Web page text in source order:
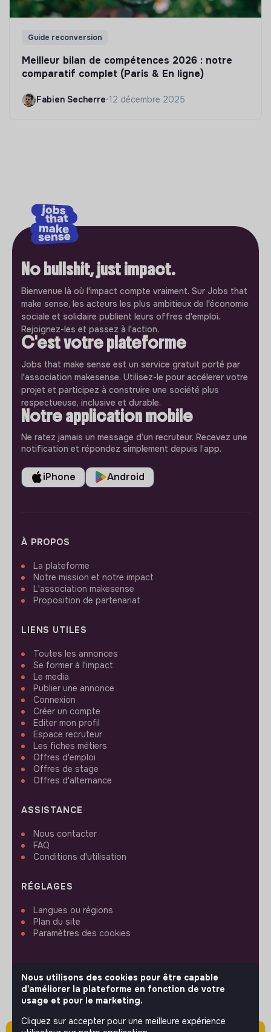
Guide reconversion
Meilleur bilan de compétences 2026 : notre
comparatif complet (Paris & En ligne)
Fabien Secherre•12 décembre 2025
No bullshit, just impact.
Bienvenue là où l'impact compte vraiment. Sur Jobs that
make sense, les acteurs les plus ambitieux de l'économie
sociale et solidaire publient leurs offres d'emploi.
Rejoignez-les et passez à l'action.
C'est votre plateforme
Jobs that make sense est un service gratuit porté par
l'association makesense. Utilisez-le pour accélerer votre
projet et participez à construire une société plus
respectueuse, inclusive et durable.
Notre application mobile
Ne ratez jamais un message d’un recruteur. Recevez une
notification et répondez simplement depuis l’app.
iPhone Android
À PROPOS
La plateforme
Notre mission et notre impact
L'association makesense
Proposition de partenariat
LIENS UTILES
Toutes les annonces
Se former à l'impact
Le media
Publier une annonce
Connexion
Créer un compte
Editer mon profil
Espace recruteur
Les fiches métiers
Offres d'emploi
Offres de stage
Offres d'alternance
ASSISTANCE
Nous contacter
FAQ
Conditions d'utilisation
RÉGLAGES
Langues ou régions
Plan du site
Paramètres des cookies
SUIVEZ-NOUS
Nous utilisons des cookies pour être capable
d'améliorer la plateforme en fonction de votre
usage et pour le marketing.
Cliquez sur accepter pour une meilleure expérience